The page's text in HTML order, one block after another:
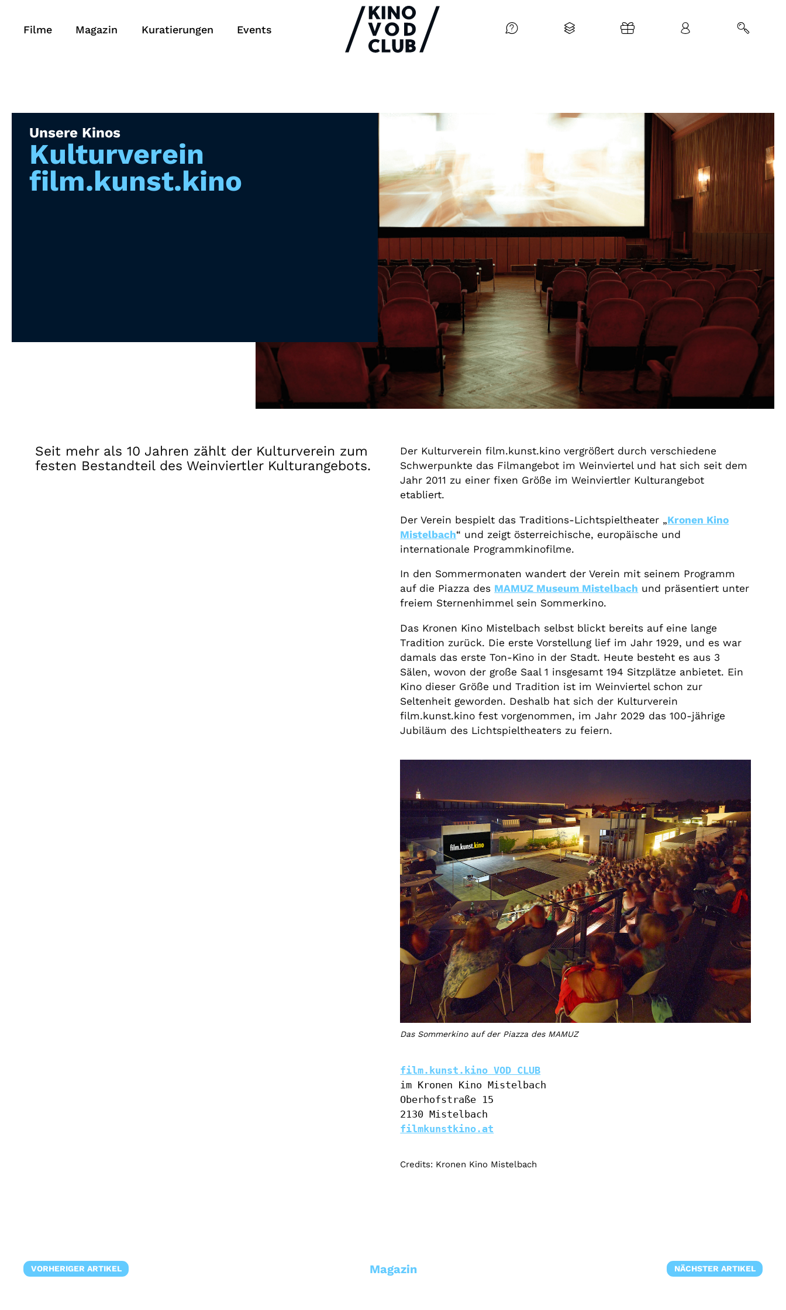
Kuratierungen
So geht’s
Filmpakete
Gutscheine
& Filmpässe
Account
Suche
Filme Magazin Kuratierungen Events
Unsere Kinos
Kulturverein
film.kunst.kino
Seit mehr als 10 Jahren zählt der Kulturverein zum
festen Bestandteil des Weinviertler Kulturangebots.
Der Kulturverein film.kunst.kino vergrößert durch verschiedene
Schwerpunkte das Filmangebot im Weinviertel und hat sich seit dem
Jahr 2011 zu einer fixen Größe im Weinviertler Kulturangebot
etabliert.
Der Verein bespielt das Traditions-Lichtspieltheater „Kronen Kino
Mistelbach“ und zeigt österreichische, europäische und
internationale Programmkinofilme.
In den Sommermonaten wandert der Verein mit seinem Programm
auf die Piazza des MAMUZ Museum Mistelbach und präsentiert unter
freiem Sternenhimmel sein Sommerkino.
Das Kronen Kino Mistelbach selbst blickt bereits auf eine lange
Tradition zurück. Die erste Vorstellung lief im Jahr 1929, und es war
damals das erste Ton-Kino in der Stadt. Heute besteht es aus 3
Sälen, wovon der große Saal 1 insgesamt 194 Sitzplätze anbietet. Ein
Kino dieser Größe und Tradition ist im Weinviertel schon zur
Seltenheit geworden. Deshalb hat sich der Kulturverein
film.kunst.kino fest vorgenommen, im Jahr 2029 das 100-jährige
Jubiläum des Lichtspieltheaters zu feiern.
Das Sommerkino auf der Piazza des MAMUZ
film.kunst.kino VOD CLUB
im Kronen Kino Mistelbach
Oberhofstraße 15
filmkunstkino.at
Credits: Kronen Kino Mistelbach
VORHERIGER ARTIKEL Magazin NÄCHSTER ARTIKEL